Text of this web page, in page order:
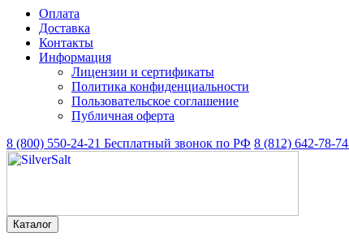
Оплата
Доставка
Контакты
Информация
Лицензии и сертификаты
Политика конфиденциальности
Пользовательское соглашение
Публичная оферта
8 (800) 550-24-21 Бесплатный звонок по РФ 8 (812) 642-78-74
Каталог